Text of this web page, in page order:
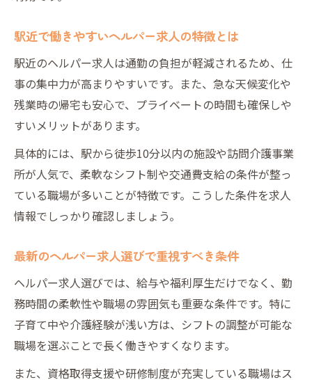
家庭と両立しやすいヘルパー求人の条件
求人選びで重要な職場環境の見極め方
働きやすいヘルパー求人の職場環境を確認
先輩職員の声でわかるヘルパー求人の実態
スタッフ定着率が高いヘルパー求人の特徴
ヘルパー求人で注目すべき職場の雰囲気
安心して長く働けるヘルパー求人の選択術
自分に合うヘルパー職探しの最適な進め方
条件整理で効率よくヘルパー求人を比較
方
応募前に確認したいヘルパー求人のポイン
ト
複数のヘルパー求人を活かした賢い選択法
自分に最適なヘルパー求人の見極め方
駅近で働きやすいヘルパー求人の特徴とは
駅近のヘルパー求人は通勤の負担が軽減されるため、仕
事の集中力が高まりやすいです。また、急な天候変化や
残業時の帰宅も安心で、プライベートの時間も確保しや
すいメリットがあります。
具体的には、駅から徒歩10分以内の施設や訪問介護事業
所が人気で、柔軟なシフト制や交通費支給の条件が整っ
ている職場が多いことが特徴です。こうした条件を求人
情報でしっかり確認しましょう。
最新のヘルパー求人選びで重視すべき条件
ヘルパー求人選びでは、給与や福利厚生だけでなく、勤
務時間の柔軟性や職場の雰囲気も重要な条件です。特に
子育て中や介護経験が浅い方は、シフトの調整が可能な
職場を選ぶことで長く働きやすくなります。
また、資格取得支援や研修制度が充実している職場はス